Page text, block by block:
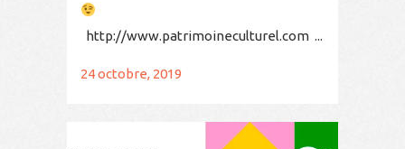
http://www.patrimoineculturel.com ...
24 octobre, 2019